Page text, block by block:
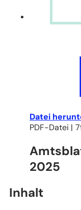
Datei
PDF-Datei
2025
Inhalt